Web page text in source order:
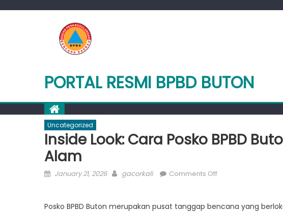
PORTAL RESMI BPBD BUTON
Uncategorized
Inside Look: Cara Posko BPBD
Alam
Posted
January 21, 2026 Author
gacorkali Comments Offon
Cara
Posko BPBD Buton merupakan pusat tanggap bencana yang